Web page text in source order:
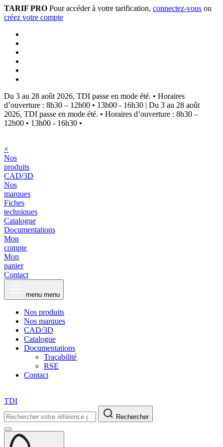
TARIF PRO Pour accéder à votre tarification, connectez-vous ou
créez votre compte
Du 3 au 28 août 2026, TDI passe en mode été. • Horaires
d’ouverture : 8h30 – 12h00 • 13h00 - 16h30 | Du 3 au 28 août
2026, TDI passe en mode été. • Horaires d’ouverture : 8h30 –
12h00 • 13h00 - 16h30 •
×
Nos
produits
CAD/3D
Nos
marques
Fiches
techniques
Catalogue
Documentations
Mon
compte
Mon
panier
Contact
menu menu
Nos produits
Nos marques
CAD/3D
Catalogue
Documentations
Traçabilité
RSE
Contact
TDI
Rechercher